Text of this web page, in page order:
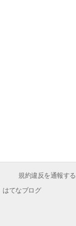
規約違反を通報する
はてなブログ